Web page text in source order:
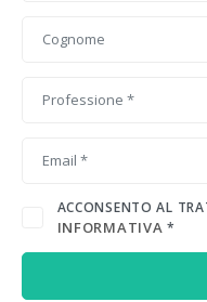
ACCONSENTO AL
INFORMATIVA *